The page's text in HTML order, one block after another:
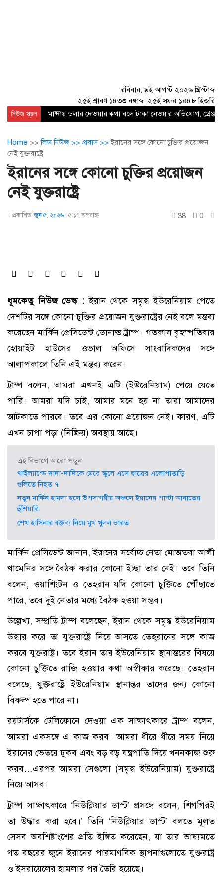
রবিবার, ৯ই আগস্ট ২০২৬ খ্রিস্টাব্দ
২৫ই শ্রাবণ ১৪৩৩ বঙ্গাব্দ, ২৫ই সফর ১৪৪৮ হিজরি
নিউজ স্ক্রল মান্দায় ডলার দেওয়ার কথা বলে টাকা নেওয়ার অভিযোগ,
Home >>লিড নিউজ >> প্রবাস >>ইরানের সঙ্গে কোনো চুক্তির প্রয়োজন
নেই যুক্তরাষ্ট্রে
ইরানের সঙ্গে কোনো চুক্তির প্রয়োজন
নেই যুক্তরাষ্ট্রে
প্রকাশিত:জুন ৫, ২০২৬ ; ৫:১৭ অপরাহ্ণ 38 0
ধূমকেতু নিউজ ডেস্ক :ইরান থেকে সমৃদ্ধ ইউরেনিয়াম পেতে
দেশটির সঙ্গে কোনো চুক্তির প্রয়োজন যুক্তরাষ্ট্রের নেই বলে মন্তব্য
করেছেন মার্কিন প্রেসিডেন্ট ডোনাল্ড ট্রাম্প। গতকাল বৃহস্পতিবার
হোয়াইট হাউসের ওভাল অফিসে সাংবাদিকদের সঙ্গে
আলাপকালে তিনি এই মন্তব্য করেন।
ট্রাম্প বলেন, আমরা এখনই এটি (ইউরেনিয়াম) পেয়ে যেতে
পারি। আমরা যদি চাই, আমার মনে হয় না তারা আমাদের
আটকাতে পারবে। তবে এর কোনো প্রয়োজন নেই। কারণ, এটি
এখন চাপা পড়া (নিষ্ক্রিয়) অবস্থায় আছে।
এই বিভাগে আরো পড়ুন
থাইল্যান্ডে দাদা-দাদিকে মেরে স্কুলে এসে ছাত্রের এলোপাতাড়ি
গুলিতে নিহত ৭
নতুন মার্কিন হামলা হলে উপসাগরীয় অঞ্চলে ইরানের পাল্টা আঘাতের
হুঁশিয়ারি
শেখ হাসিনার বক্তব্য নিয়ে মুখ খুলল ভারত
মার্কিন প্রেসিডেন্ট জানান, ইরানের সর্বোচ্চ নেতা মোজতবা আলী
খামেনির সঙ্গে বৈঠক করার কোনো ইচ্ছা তার নেই। তবে তিনি
বলেন, ওয়াশিংটন ও তেহরান যদি কোনো চুক্তিতে পৌঁছাতে
পারে, তবে দুই নেতার মধ্যে বৈঠক হওয়া সম্ভব।
উল্লেখ্য, সম্প্রতি ট্রাম্প বলেছেন, ইরান থেকে সমৃদ্ধ ইউরেনিয়াম
উদ্ধার করে তা যুক্তরাষ্ট্রে নিয়ে আসতে তেহরানের সঙ্গে কাজ
করবে যুক্তরাষ্ট্র। তবে ইরান তার ইউরেনিয়াম স্থানান্তরের বিষয়ে
কোনো চুক্তিতে রাজি হওয়ার কথা অস্বীকার করেছে। তেহরান
বলেছে, যুক্তরাষ্ট্রে ইউরেনিয়াম স্থানান্তর তাদের জন্য কোনো
বিকল্প হতে পারে না।
রয়টার্সকে টেলিফোনে দেওয়া এক সাক্ষাৎকারে ট্রাম্প বলেন,
আমরা একসঙ্গে এ কাজ করব। আমরা ধীরে ধীরে সময় নিয়ে
ইরানের ভেতরে ঢুকব এবং বড় বড় যন্ত্রপাতি দিয়ে খননকাজ শুরু
করব…এরপর আমরা সেগুলো (সমৃদ্ধ ইউরেনিয়াম) যুক্তরাষ্ট্রে
নিয়ে আসব।
ট্রাম্প সাক্ষাৎকারে ‘নিউক্লিয়ার ডাস্ট’ প্রসঙ্গে বলেন, শিগগিরই
তা উদ্ধার করা হবে।’ তিনি ‘নিউক্লিয়ার ডাস্ট’ বলতে মূলত
সেসব অবশিষ্টাংশের প্রতি ইঙ্গিত করেছেন, যা তার ভাষ্যমতে
গত বছরের জুনে ইরানের পারমাণবিক স্থাপনাগুলোতে যুক্তরাষ্ট্র
ও ইসরায়েলের হামলার পর তৈরি হয়েছে।